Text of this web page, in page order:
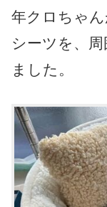
年クロちゃ
シーツを、
ました。